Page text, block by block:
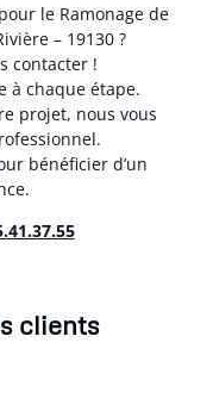
le Ramonage de
– 19130 ?
contacter !
à chaque étape.
projet, nous vous
bénéficier d’un
clients